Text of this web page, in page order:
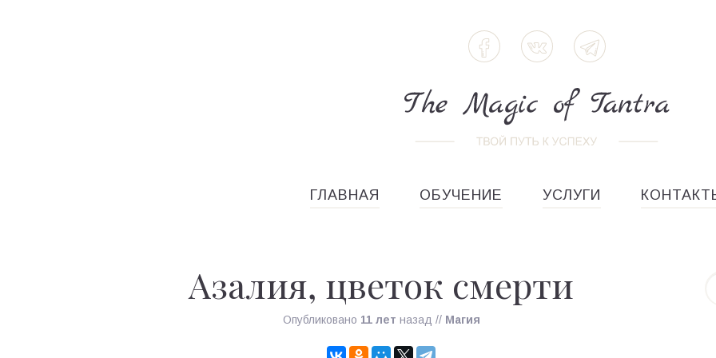
ГЛАВНАЯ ОБУЧЕНИЕ УСЛУГИ
Азалия, цветок смерти
Опубликовано 11 лет назад // Магия